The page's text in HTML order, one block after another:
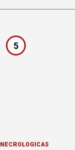
5
NECROLÓGICAS